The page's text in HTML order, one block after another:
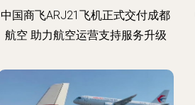
中国商飞ARJ21飞机正式交付成都
航空 助力航空运营支持服务升级